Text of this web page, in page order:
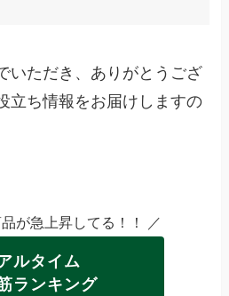
いただき、ありがとうござ
立ち情報をお届けしますの
が急上昇してる！！ ／
ルタイム
ランキング